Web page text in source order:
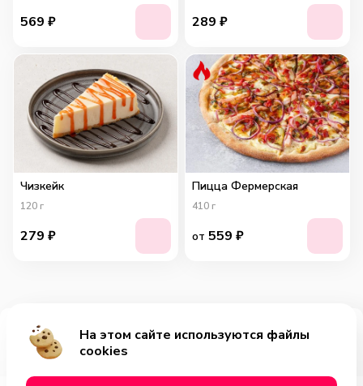
Добавить за 399₽
569 ₽ 289 ₽
Чизкейк
120 г
279 ₽
Пицца Фермерская
410 г
от 559 ₽
На этом сайте используются файлы
cookies